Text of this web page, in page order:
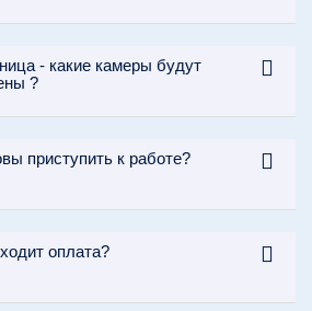
- какие камеры будут
?
приступить к работе?
оплата?